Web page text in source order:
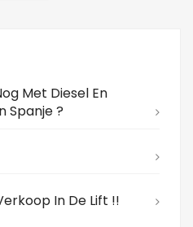
Met Diesel En
Spanje ?
In De Lift !!